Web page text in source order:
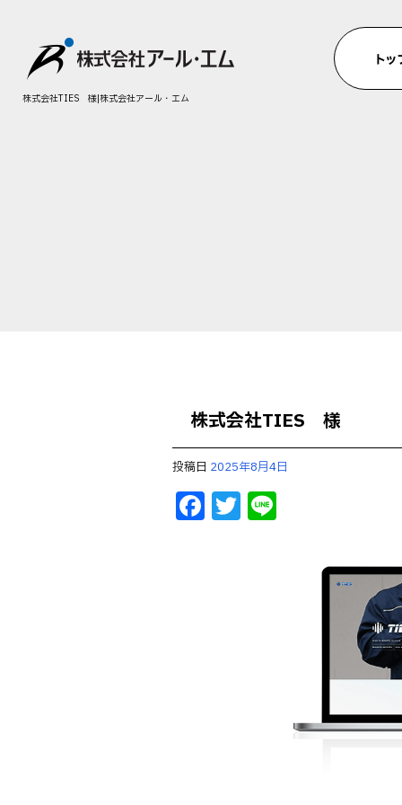
株式会社TIES 様|株式会社アール・エム
株式会社TIES 様
投稿日 2025年8月4日
F
a
T
w